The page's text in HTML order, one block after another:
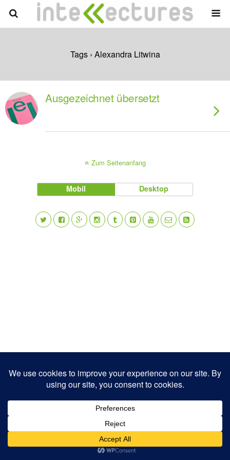
Tags › Alexandra Litwina
Ausgezeichnet übersetzt
Zum Seitenanfang
Mobil Desktop